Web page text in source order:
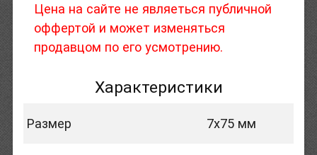
Цена на сайте не являеться публичной
оффертой и может изменяться
продавцом по его усмотрению.
Характеристики
Размер 7х75 мм